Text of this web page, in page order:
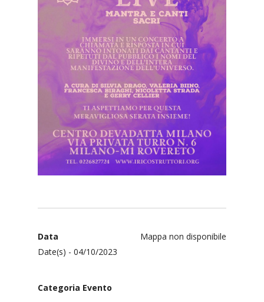
Mappa non disponibile
Data
Date(s) - 04/10/2023
Categoria Evento